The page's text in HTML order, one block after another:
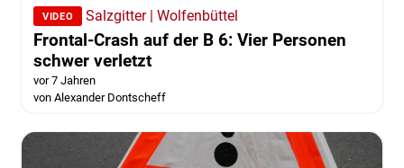
VIDEO Salzgitter | Wolfenbüttel
Frontal-Crash auf der B 6: Vier Personen
schwer verletzt
vor 7 Jahren
von Alexander Dontscheff